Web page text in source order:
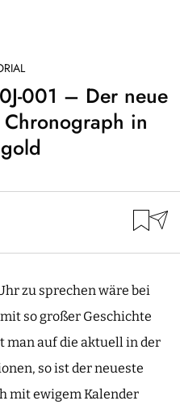
001 – Der neue
in
zu sprechen wäre bei
so großer Geschichte
man auf die aktuell in der
so ist der neueste
mit ewigem Kalender